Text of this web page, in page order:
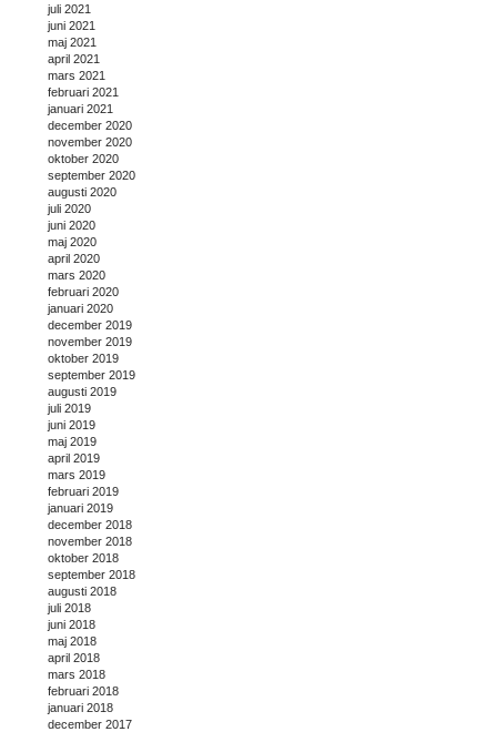
juli 2021
juni 2021
maj 2021
april 2021
mars 2021
februari 2021
januari 2021
december 2020
november 2020
oktober 2020
september 2020
augusti 2020
juli 2020
juni 2020
maj 2020
april 2020
mars 2020
februari 2020
januari 2020
december 2019
november 2019
oktober 2019
september 2019
augusti 2019
juli 2019
juni 2019
maj 2019
april 2019
mars 2019
februari 2019
januari 2019
december 2018
november 2018
oktober 2018
september 2018
augusti 2018
juli 2018
juni 2018
maj 2018
april 2018
mars 2018
februari 2018
januari 2018
december 2017